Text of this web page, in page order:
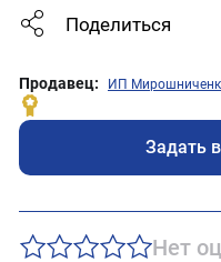
Поделиться
Продавец: ИП
Задать
Нет